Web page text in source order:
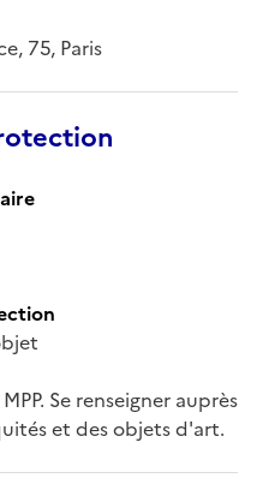
75, Paris
Se renseigner auprès
et des objets d'art.